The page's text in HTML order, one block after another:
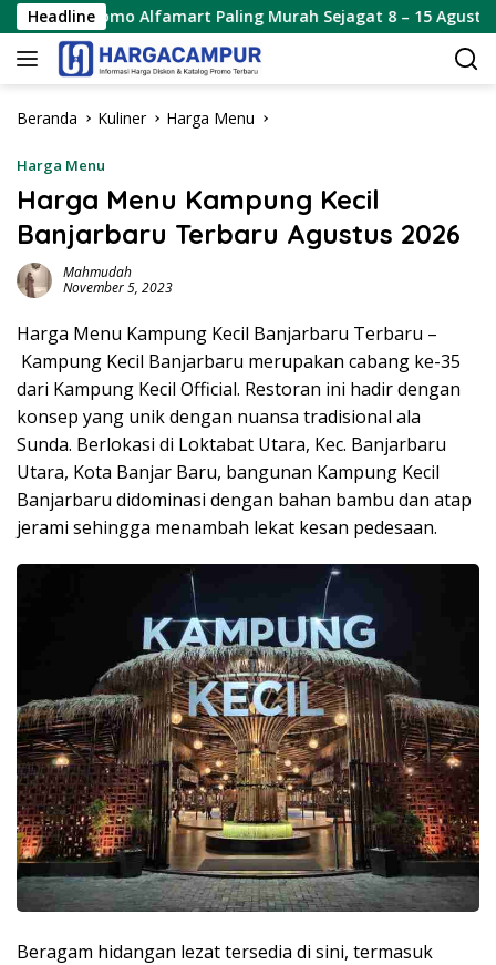
Langsung
ke
konten
Headline
Alfamart Paling Murah Sejagat 8 – 15 Agustus 2026
Beranda Kuliner Harga Menu
Harga Menu
Harga Menu Kampung Kecil
Banjarbaru Terbaru Agustus 2026
Mahmudah
November 5, 2023
Harga Menu Kampung Kecil Banjarbaru Terbaru –
Kampung Kecil Banjarbaru merupakan cabang ke-35
dari Kampung Kecil Official. Restoran ini hadir dengan
konsep yang unik dengan nuansa tradisional ala
Sunda. Berlokasi di Loktabat Utara, Kec. Banjarbaru
Utara, Kota Banjar Baru, bangunan Kampung Kecil
Banjarbaru didominasi dengan bahan bambu dan atap
jerami sehingga menambah lekat kesan pedesaan.
Beragam hidangan lezat tersedia di sini, termasuk